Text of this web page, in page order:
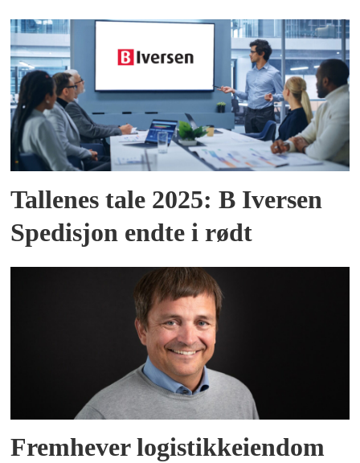
Tallenes tale 2025: B Iversen
Spedisjon endte i rødt
Fremhever logistikkeiendom